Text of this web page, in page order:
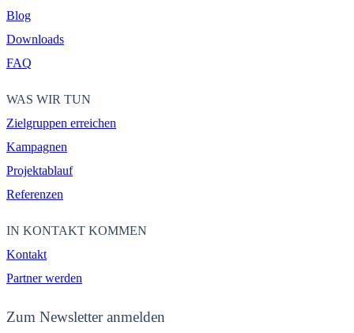
Blog
Downloads
FAQ
WAS WIR TUN
Zielgruppen erreichen
Kampagnen
Projektablauf
Referenzen
IN KONTAKT KOMMEN
Kontakt
Partner werden
Zum Newsletter anmelden